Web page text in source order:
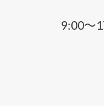
9:00〜